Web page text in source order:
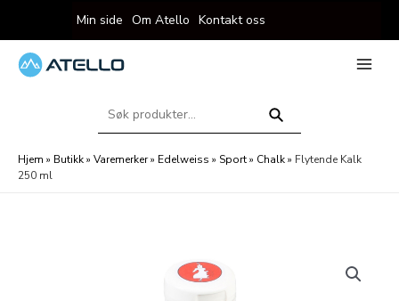
til
innholdet
Min side Om Atello Kontakt oss
Søk
Hjem » Butikk» Varemerker» Edelweiss » Sport» Chalk» Flytende Kalk
250 ml